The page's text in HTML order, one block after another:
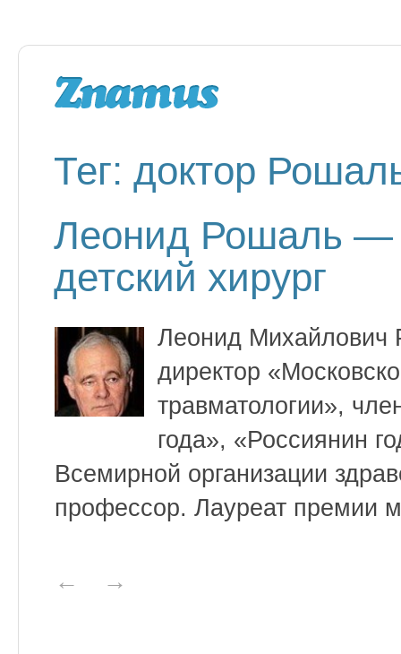
Тег: доктор
Леонид Рошаль —
детский хирург
Леонид Михайлович
директор
травматологии»,
года», «Россиянин
Всемирной организации
профессор. Лауреат премии
← →